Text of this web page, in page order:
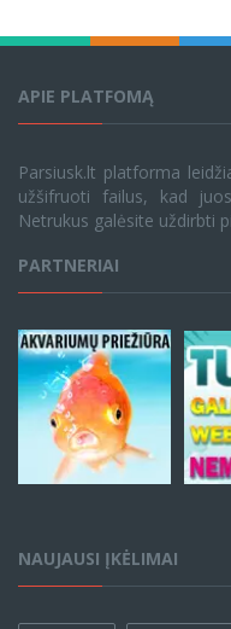
APIE PLATFOMĄ
Parsiusk.lt platforma
užšifruoti failus, kad
Netrukus galėsite uždirbti
PARTNERIAI
NAUJAUSI ĮKĖLIMAI